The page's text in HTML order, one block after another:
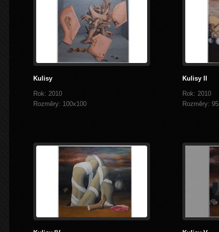
Kulisy
Rok: 2010
Rozměry: 100x100
Kulisy II
Rok: 2010
Rozměry: